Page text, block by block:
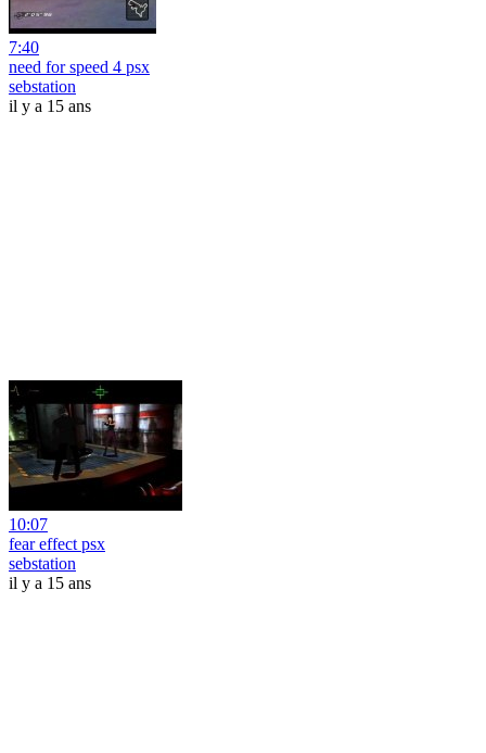
7:40
need for speed 4 psx
sebstation
il y a 15 ans
10:07
fear effect psx
sebstation
il y a 15 ans